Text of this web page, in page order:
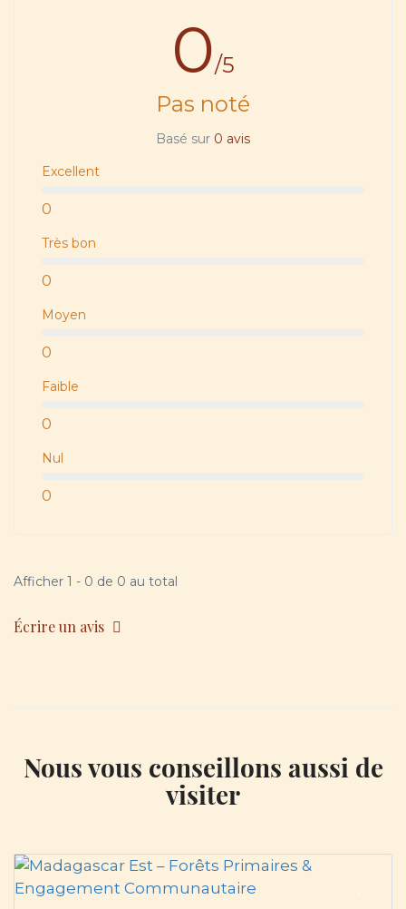
0/5
Pas noté
Basé sur 0 avis
Excellent
0
Très bon
0
Moyen
0
Faible
0
Nul
0
Afficher 1 - 0 de 0 au total
Écrire un avis
Nous vous conseillons aussi de
visiter